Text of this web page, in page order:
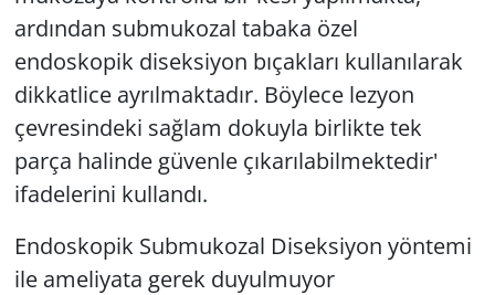
ardından submukozal tabaka özel
endoskopik diseksiyon bıçakları kullanılarak
dikkatlice ayrılmaktadır. Böylece lezyon
çevresindeki sağlam dokuyla birlikte tek
parça halinde güvenle çıkarılabilmektedir'
ifadelerini kullandı.
Endoskopik Submukozal Diseksiyon yöntemi
ile ameliyata gerek duyulmuyor